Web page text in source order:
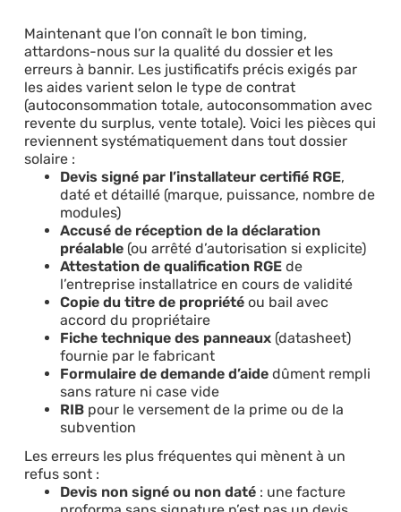
Maintenant que l’on connaît le bon timing,
attardons-nous sur la qualité du dossier et les
erreurs à bannir. Les justificatifs précis exigés par
les aides varient selon le type de contrat
(autoconsommation totale, autoconsommation avec
revente du surplus, vente totale). Voici les pièces qui
reviennent systématiquement dans tout dossier
solaire :
Devis signé par l’installateur certifié RGE,
daté et détaillé (marque, puissance, nombre de
modules)
Accusé de réception de la déclaration
préalable(ou arrêté d’autorisation si explicite)
Attestation de qualification RGEde
l’entreprise installatrice en cours de validité
Copie du titre de propriétéou bail avec
accord du propriétaire
Fiche technique des panneaux(datasheet)
fournie par le fabricant
Formulaire de demande d’aidedûment rempli
sans rature ni case vide
RIBpour le versement de la prime ou de la
subvention
Les erreurs les plus fréquentes qui mènent à un
refus sont :
Devis non signé ou non daté: une facture